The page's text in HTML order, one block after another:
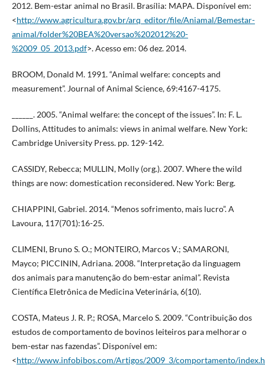
2012. Bem-estar animal no Brasil. Brasília: MAPA. Disponível em:
<http://www.agricultura.gov.br/arq_editor/file/Aniamal/Bemestar-
animal/folder%20BEA%20versao%202012%20-
%2009_05_2013.pdf>. Acesso em: 06 dez. 2014.
BROOM, Donald M. 1991. “Animal welfare: concepts and
measurement”. Journal of Animal Science, 69:4167-4175.
______. 2005. “Animal welfare: the concept of the issues”. In: F. L.
Dollins, Attitudes to animals: views in animal welfare. New York:
Cambridge University Press. pp. 129-142.
CASSIDY, Rebecca; MULLIN, Molly (org.). 2007. Where the wild
things are now: domestication reconsidered. New York: Berg.
CHIAPPINI, Gabriel. 2014. “Menos sofrimento, mais lucro”. A
Lavoura, 117(701):16-25.
CLIMENI, Bruno S. O.; MONTEIRO, Marcos V.; SAMARONI,
Mayco; PICCININ, Adriana. 2008. “Interpretação da linguagem
dos animais para manutenção do bem-estar animal”. Revista
Científica Eletrônica de Medicina Veterinária, 6(10).
COSTA, Mateus J. R. P.; ROSA, Marcelo S. 2009. “Contribuição dos
estudos de comportamento de bovinos leiteiros para melhorar o
bem-estar nas fazendas”. Disponível em:
<http://www.infobibos.com/Artigos/2009_3/comportamento/